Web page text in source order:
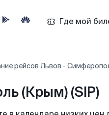
Где мой
рейсов Львов -
(Крым) (SIP)